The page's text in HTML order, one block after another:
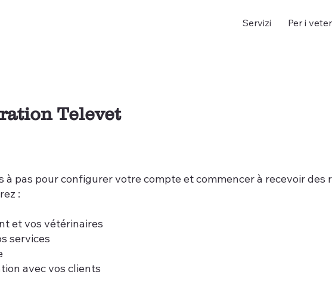
Servizi Per i
Televet
à pas pour configurer votre compte et commencer à recevoir des
:
et vos vétérinaires
services
avec vos clients